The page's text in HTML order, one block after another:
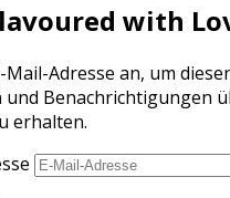
with
Mail-Adresse an, um
Benachrichtigungen
erhalten.